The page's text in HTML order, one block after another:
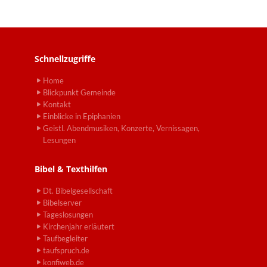
Schnellzugriffe
Home
Blickpunkt Gemeinde
Kontakt
Einblicke in Epiphanien
Geistl. Abendmusiken, Konzerte, Vernissagen,
Lesungen
Bibel & Texthilfen
Dt. Bibelgesellschaft
Bibelserver
Tageslosungen
Kirchenjahr erläutert
Taufbegleiter
taufspruch.de
konfiweb.de